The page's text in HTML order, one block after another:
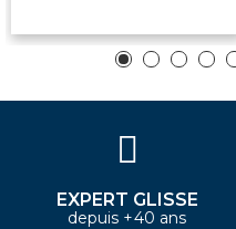
EXPERT GLISSE
depuis +40 ans